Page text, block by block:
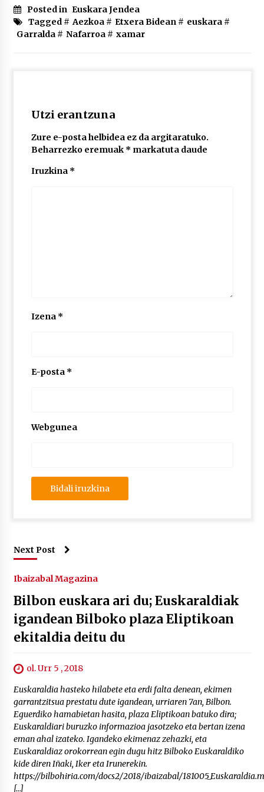
2026/07/03
MUSIBLA #297: Bide, Boards Of Canada, Somak,
Posted in Euskara Jendea
Tagged # Aezkoa# Etxera Bidean# euskara#
Garralda# Nafarroa# xamar
Utzi erantzuna
Zure e-posta helbidea ez da argitaratuko.
Beharrezko eremuak * markatuta daude
Iruzkina *
Izena *
E-posta *
Webgunea
Next Post
Ibaizabal Magazina
Bilbon euskara ari du; Euskaraldiak
igandean Bilboko plaza Eliptikoan
ekitaldia deitu du
ol. Urr 5 , 2018
Euskaraldia hasteko hilabete eta erdi falta denean, ekimen
garrantzitsua prestatu dute igandean, urriaren 7an, Bilbon.
Eguerdiko hamabietan hasita, plaza Eliptikoan batuko dira;
Euskaraldiari buruzko informazioa jasotzeko eta bertan izena
eman ahal izateko. Igandeko ekimenaz zehazki, eta
Euskaraldiaz orokorrean egin dugu hitz Bilboko Euskaraldiko
kide diren Iñaki, Iker eta Irunerekin.
https://bilbohiria.com/docs2/2018/ibaizabal/
[…]